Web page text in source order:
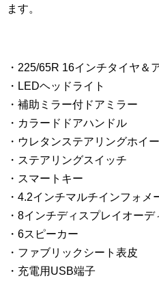
ます。
・225/65R 16インチタイヤ＆
・LEDヘッドライト
・補助ミラー付ドアミラー
・カラードドアハンドル
・ウレタンステアリングホイ
・ステアリングスイッチ
・スマートキー
・4.2インチマルチインフォメ
・8インチディスプレイオーデ
・6スピーカー
・ファブリックシート表皮
・充電用USB端子